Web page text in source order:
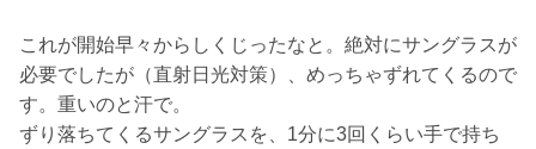
これが開始早々からしくじったなと。絶対にサングラスが
必要でしたが（直射日光対策）、めっちゃずれてくるので
す。重いのと汗で。
ずり落ちてくるサングラスを、1分に3回くらい手で持ち